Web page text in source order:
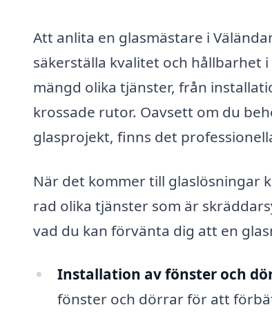
Att anlita en glasmästare i
säkerställa kvalitet och hållbarhet
mängd olika tjänster, från
krossade rutor. Oavsett om du
glasprojekt, finns det
När det kommer till glaslösningar
rad olika tjänster som är
vad du kan förvänta dig att en
Installation av fönster och
fönster och dörrar för att